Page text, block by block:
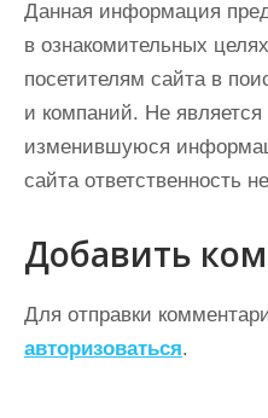
Данная информация
в ознакомительных
посетителям сайта в
и компаний. Не
изменившуюся
сайта ответственность
Добавить
Для отправки
авторизоваться.